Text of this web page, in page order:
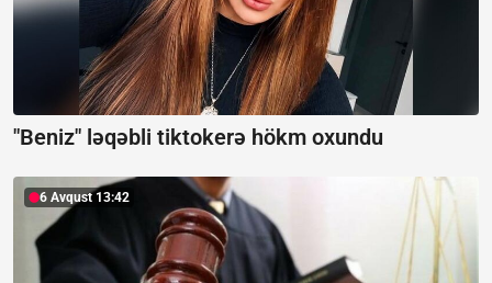
"Beniz" ləqəbli tiktokerə hökm oxundu
6 Avqust 13:42